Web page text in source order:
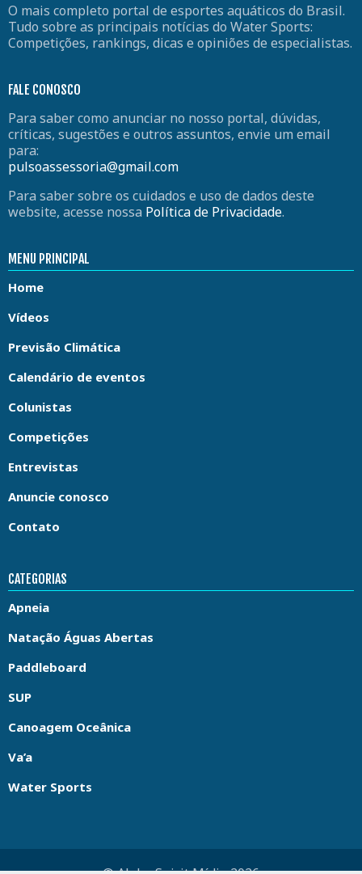
O mais completo portal de esportes aquáticos do Brasil.
Tudo sobre as principais notícias do Water Sports:
Competições, rankings, dicas e opiniões de especialistas.
FALE CONOSCO
Para saber como anunciar no nosso portal, dúvidas,
críticas, sugestões e outros assuntos, envie um email
para:
pulsoassessoria@gmail.com
Para saber sobre os cuidados e uso de dados deste
website, acesse nossa Política de Privacidade.
MENU PRINCIPAL
Home
Vídeos
Previsão Climática
Calendário de eventos
Colunistas
Competições
Entrevistas
Anuncie conosco
Contato
CATEGORIAS
Apneia
Natação Águas Abertas
Paddleboard
SUP
Canoagem Oceânica
Va’a
Water Sports